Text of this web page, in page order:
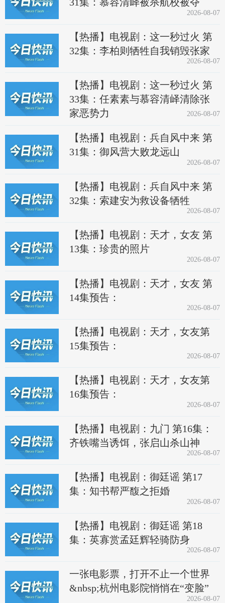
2026-08-07
【热播】电视剧：这一秒过火 第
32集：李柏则牺牲自我销毁张家
2026-08-07
【热播】电视剧：这一秒过火 第
33集：任素素与慕容清峄清除张
家恶势力
2026-08-07
【热播】电视剧：兵自风中来 第
31集：御风营大败龙远山
2026-08-07
【热播】电视剧：兵自风中来 第
32集：索建安为救设备牺牲
2026-08-07
【热播】电视剧：天才，女友 第
13集：珍贵的照片
2026-08-07
【热播】电视剧：天才，女友 第
14集预告：
2026-08-07
【热播】电视剧：天才，女友第
15集预告：
2026-08-07
【热播】电视剧：天才，女友第
16集预告：
2026-08-07
【热播】电视剧：九门 第16集：
齐铁嘴当诱饵，张启山杀山神
2026-08-07
【热播】电视剧：御廷谣 第17
集：知书帮严馥之拒婚
2026-08-07
【热播】电视剧：御廷谣 第18
集：英寡赏孟廷辉轻骑防身
2026-08-07
一张电影票，打开不止一个世界
&nbsp;杭州电影院悄悄在“变脸”
2026-08-07